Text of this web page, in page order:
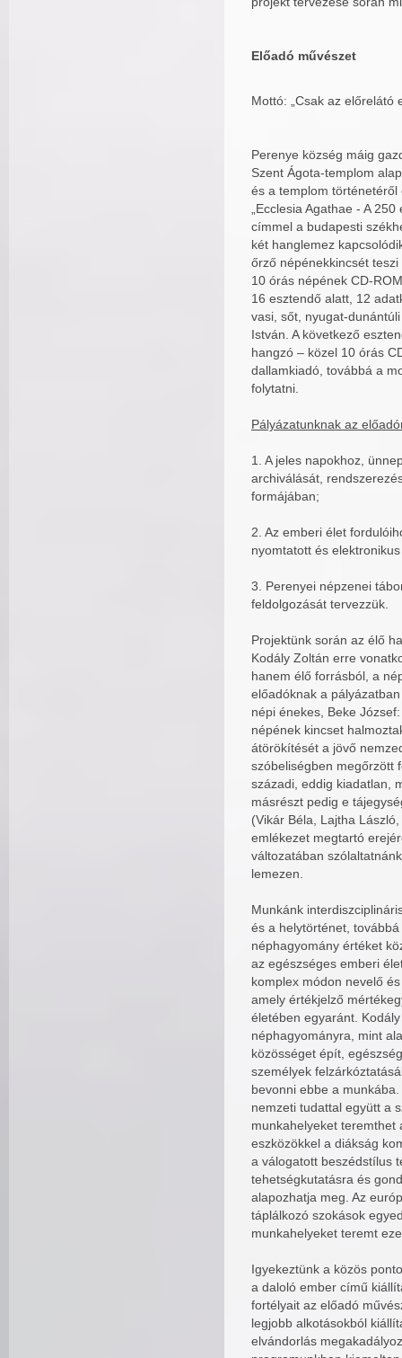
Előadó művészet
Mottó: „Csak az előrelátó
Perenye község máig
Szent Ágota-templom
és a templom
„Ecclesia Agathae - A
címmel a budapesti
két hanglemez
őrző népénekkincsét
10 órás népének CD-
16 esztendő alatt, 12
vasi, sőt, nyugat-
István. A következő
hangzó – közel 10 órás
dallamkiadó, továbbá a
folytatni.
Pályázatunknak az
1. A jeles napokhoz,
archiválását,
formájában;
2. Az emberi élet
nyomtatott és
3. Perenyei népzenei
feldolgozását tervezzük.
Projektünk során az élő
Kodály Zoltán erre
hanem élő forrásból, a
előadóknak a
népi énekes, Beke
népének kincset
átörökítését a jövő
szóbeliségben megőrzött
századi, eddig kiadatlan,
másrészt pedig e
(Vikár Béla, Lajtha
emlékezet megtartó
változatában
lemezen.
Munkánk
és a helytörténet,
néphagyomány értéket
az egészséges emberi
komplex módon nevelő
amely értékjelző
életében egyaránt.
néphagyományra, mint
közösséget épít,
személyek
bevonni ebbe a
nemzeti tudattal együtt a
munkahelyeket teremthet
eszközökkel a diákság
a válogatott beszédstílus
tehetségkutatásra és
alapozhatja meg. Az
táplálkozó szokások
munkahelyeket teremt
Igyekeztünk a közös
a daloló ember című
fortélyait az előadó
legjobb alkotásokból
elvándorlás